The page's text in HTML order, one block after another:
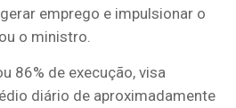
emprego e impulsionar o
o ministro.
86% de execução, visa
diário de aproximadamente